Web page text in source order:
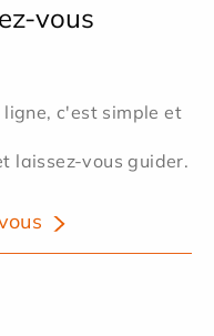
vous
ligne, c'est simple et
laissez-vous guider.